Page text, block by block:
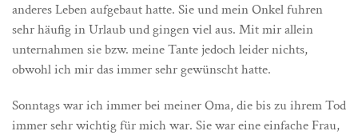
anderes Leben aufgebaut hatte. Sie und mein Onkel fuhren
sehr häufig in Urlaub und gingen viel aus. Mit mir allein
unternahmen sie bzw. meine Tante jedoch leider nichts,
obwohl ich mir das immer sehr gewünscht hatte.
Sonntags war ich immer bei meiner Oma, die bis zu ihrem Tod
immer sehr wichtig für mich war. Sie war eine einfache Frau,